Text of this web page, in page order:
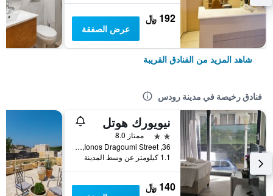
192 ﷼
عرض الصفقة
شاهد المزيد من الفنادق القريبة
فنادق رخيصة في مدينة رودس
نيويورك هوتل
2 نجمتين
ممتاز 8.0
36, Ionos Dragoumi Street, مدينة رودس, اليونان
1.1 كيلومتر عن وسط المدينة
140 ﷼